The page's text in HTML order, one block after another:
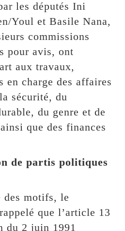
les députés Ini
Youl et Basile Nana,
commissions
pour avis, ont
aux travaux,
en charge des affaires
sécurité, du
du genre et de
que des finances
de partis politiques
des motifs, le
que l’article 13
du 2 juin 1991